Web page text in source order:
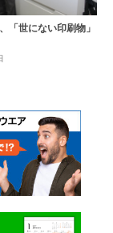
「世にない印刷物」